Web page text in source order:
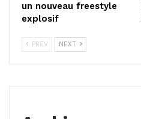
un nouveau freestyle
explosif
PREV NEXT